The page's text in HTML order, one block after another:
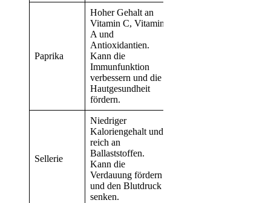
Paprika
Hoher Gehalt an
Vitamin C, Vitamin
A und
Antioxidantien.
Kann die
Immunfunktion
verbessern und die
Hautgesundheit
fördern.
Sellerie
Niedriger
Kaloriengehalt und
reich an
Ballaststoffen.
Kann die
Verdauung fördern
und den Blutdruck
senken.